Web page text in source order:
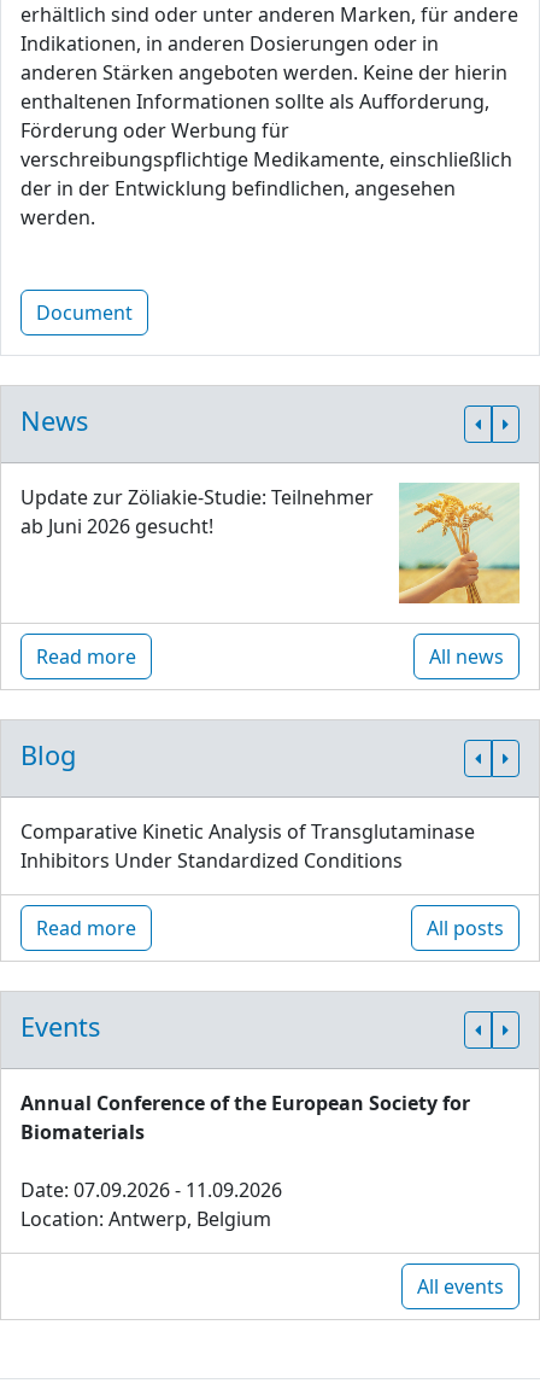
erhältlich sind oder unter anderen Marken, für andere
Indikationen, in anderen Dosierungen oder in
anderen Stärken angeboten werden. Keine der hierin
enthaltenen Informationen sollte als Aufforderung,
Förderung oder Werbung für
verschreibungspflichtige Medikamente, einschließlich
der in der Entwicklung befindlichen, angesehen
werden.
Document
News
Update zur Zöliakie-Studie: Teilnehmer
ab Juni 2026 gesucht!
Read more All news
Blog
Comparative Kinetic Analysis of Transglutaminase
Inhibitors Under Standardized Conditions
Read more All posts
Events
Annual Conference of the European Society for
Biomaterials
Date: 07.09.2026 - 11.09.2026
Location: Antwerp, Belgium
All events